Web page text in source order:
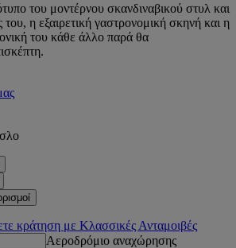
του μοντέρνου σκανδιναβικού στυλ και
του, η εξαιρετική γαστρονομική σκηνή και η
του κάθε άλλο παρά θα
κράτηση με Κλασσικές Ανταμοιβές
Αεροδρόμιο αναχώρησης